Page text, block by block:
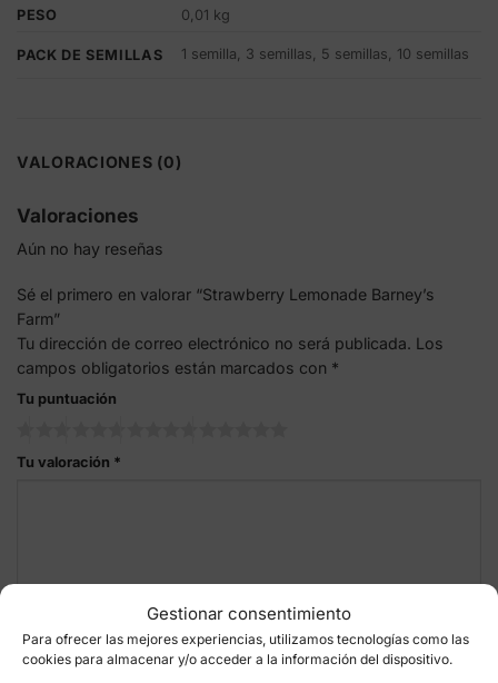
Gestionar consentimiento
Para ofrecer las mejores experiencias, utilizamos tecnologías como las
cookies para almacenar y/o acceder a la información del dispositivo.
PESO 0,01 kg
PACK DE SEMILLAS 1 semilla, 3 semillas, 5 semillas, 10 semillas
VALORACIONES (0)
Valoraciones
Aún no hay reseñas
Sé el primero en valorar “Strawberry Lemonade Barney’s
Farm”
Tu dirección de correo electrónico no será publicada. Los
campos obligatorios están marcados con *
Tu puntuación
Tu valoración *
Nombre*